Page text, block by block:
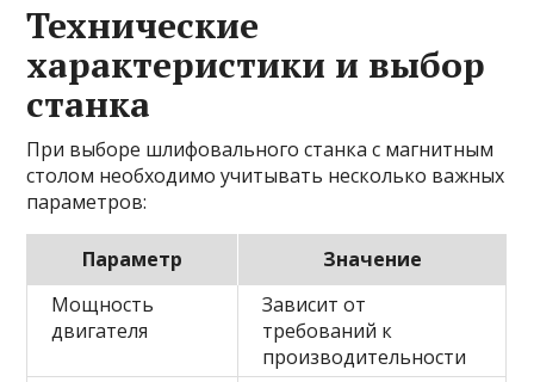
Технические
характеристики и выбор
станка
При выборе шлифовального станка с магнитным
столом необходимо учитывать несколько важных
параметров:
Параметр
Значение
Мощность
двигателя
Зависит от
требований к
производительности